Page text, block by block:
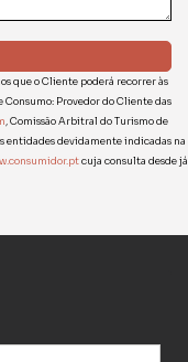
que o Cliente poderá recorrer às
Provedor do Cliente das
, Comissão Arbitral do Turismo de
entidades devidamente indicadas na
cuja consulta desde já